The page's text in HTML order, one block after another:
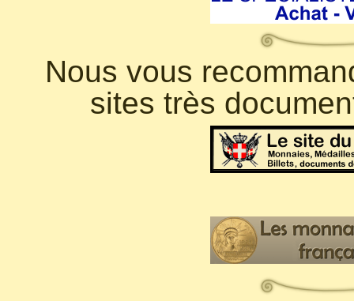
Nous vous
sites très